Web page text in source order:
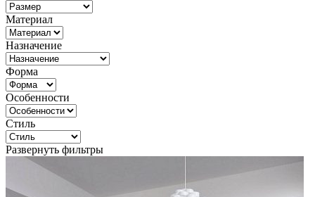
Материал
Назначение
Форма
Особенности
Стиль
Развернуть фильтры